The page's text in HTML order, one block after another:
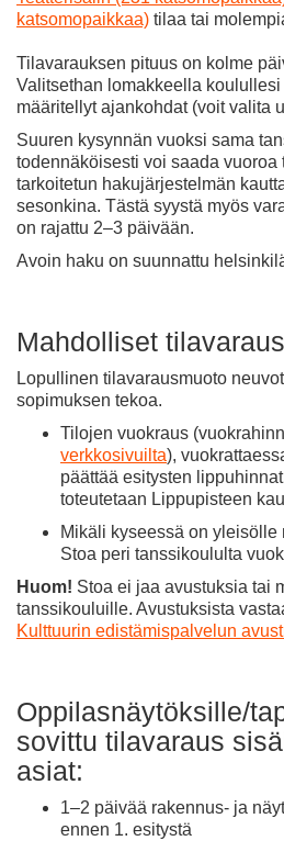
katsomopaikkaa) tilaa tai
Tilavarauksen pituus on kolme
Valitsethan lomakkeella
määritellyt ajankohdat (voit valita
Suuren kysynnän vuoksi sama
todennäköisesti voi saada
tarkoitetun hakujärjestelmän
sesonkina. Tästä syystä myös
on rajattu 2–3 päivään.
Avoin haku on suunnattu
Mahdolliset
Lopullinen tilavarausmuoto
sopimuksen tekoa.
Tilojen vuokraus
verkkosivuilta),
päättää esitysten
toteutetaan Lippupisteen
Mikäli kyseessä on yleisölle
Stoa peri tanssikoululta
Huom! Stoa ei jaa avustuksia tai
tanssikouluille. Avustuksista
Kulttuurin edistämispalvelun
Oppilasnäytöksille/
sovittu tilavaraus
asiat:
1–2 päivää rakennus- ja
ennen 1. esitystä